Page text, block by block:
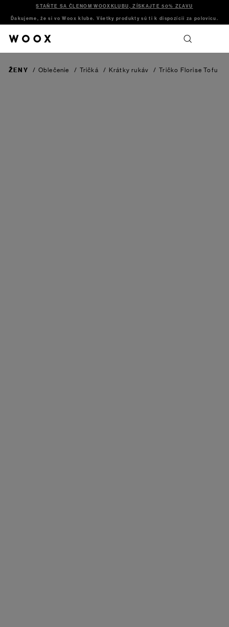
STAŇTE SA ČLENOM WOOXKLUBU, ZÍSKAJTE 50% ZĽAVU
Ďakujeme, že si vo Woox klube. Všetky produkty sú ti k dispozícii za polovicu.
ŽENY / Oblečenie / Tričká / Krátky rukáv / Tričko FloriseTofu